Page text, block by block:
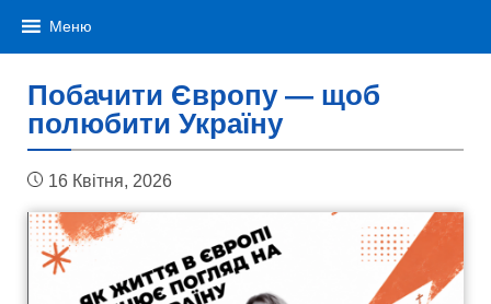
Меню
Побачити Європу — щоб
полюбити Україну
16 Квітня, 2026